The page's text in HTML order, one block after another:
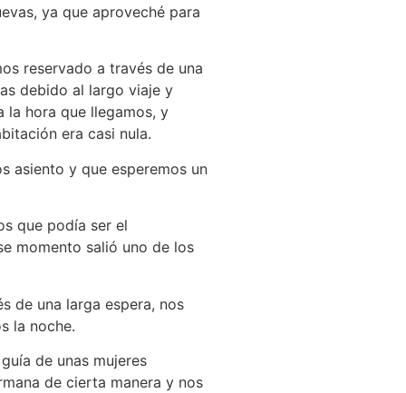
ya que aproveché para
reservado a través de una
debido al largo viaje y
la hora que llegamos, y
era casi nula.
asiento y que esperemos un
que podía ser el
momento salió uno de los
de una larga espera, nos
la noche.
de unas mujeres
de cierta manera y nos